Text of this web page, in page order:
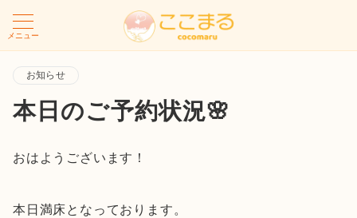
メニュー
お知らせ
本日のご予約状況🌸
おはようございます！
本日満床となっております。